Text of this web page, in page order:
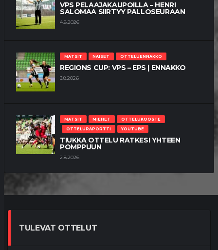
VPS PELAAJAKAUPOILLA – HENRI
SALOMAA SIIRTYY PALLOSEURAAN
4.8.2026
MATSIT NAISET OTTELUENNAKKO
REGIONS CUP: VPS – EPS | ENNAKKO
3.8.2026
MATSIT MIEHET
OTTELUKOOSTE
OTTELURAPORTTI
YOUTUBE
TIUKKA OTTELU RATKESI YHTEEN
POMPPUUN
2.8.2026
TULEVAT OTTELUT